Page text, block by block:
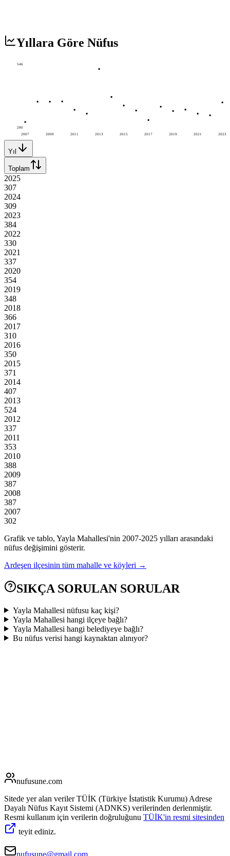
Yıllara Göre Nüfus
2007 2009 2011 2013 2015 2017 2019 2021 2023
546
280
Yıl
Toplam
2025
307
2024
309
2023
384
2022
330
2021
337
2020
354
2019
348
2018
366
2017
310
2016
350
2015
371
2014
407
2013
524
2012
337
2011
353
2010
388
2009
387
2008
387
2007
302
Grafik ve tablo, Yayla Mahallesi'nin 2007-2025 yılları arasındaki
nüfus değişimini gösterir.
Ardeşen ilçesinin tüm mahalle ve köyleri →
SIKÇA SORULAN SORULAR
Yayla Mahallesi nüfusu kaç kişi?
Yayla Mahallesi hangi ilçeye bağlı?
Yayla Mahallesi hangi belediyeye bağlı?
Bu nüfus verisi hangi kaynaktan alınıyor?
nufusune.com
Sitede yer alan veriler TÜİK (Türkiye İstatistik Kurumu) Adrese
Dayalı Nüfus Kayıt Sistemi (ADNKS) verilerinden derlenmiştir.
Resmi kullanım için verilerin doğruluğunu TÜİK'in resmi sitesinden
teyit ediniz.
nufusune@gmail.com